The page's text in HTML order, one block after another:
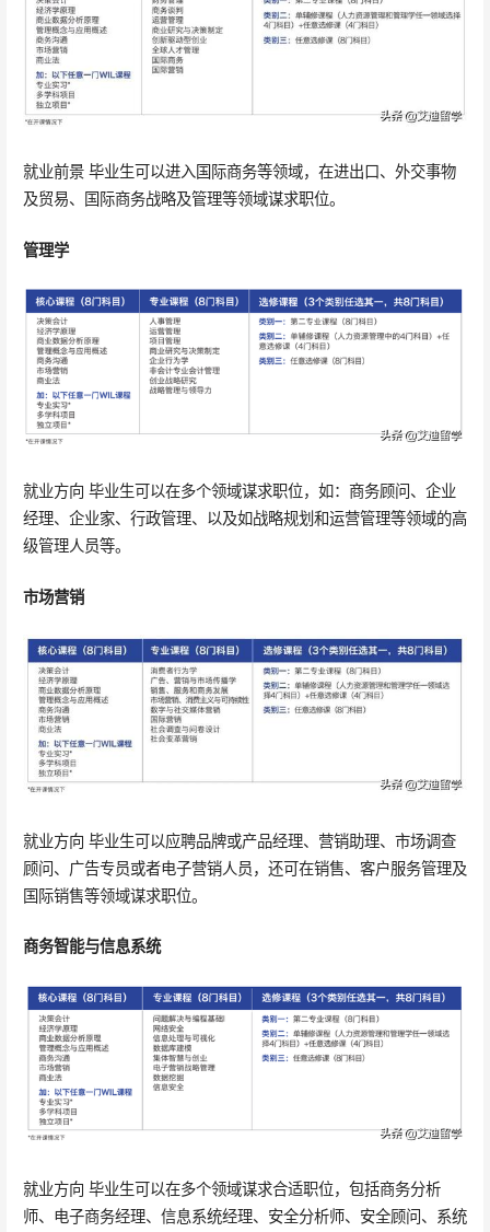
就业前景 毕业生可以进入国际商务等领域，在进出口、外交事物
及贸易、国际商务战略及管理等领域谋求职位。
管理学
就业方向 毕业生可以在多个领域谋求职位，如：商务顾问、企业
经理、企业家、行政管理、以及如战略规划和运营管理等领域的高
级管理人员等。
市场营销
就业方向 毕业生可以应聘品牌或产品经理、营销助理、市场调查
顾问、广告专员或者电子营销人员，还可在销售、客户服务管理及
国际销售等领域谋求职位。
商务智能与信息系统
就业方向 毕业生可以在多个领域谋求合适职位，包括商务分析
师、电子商务经理、信息系统经理、安全分析师、安全顾问、系统